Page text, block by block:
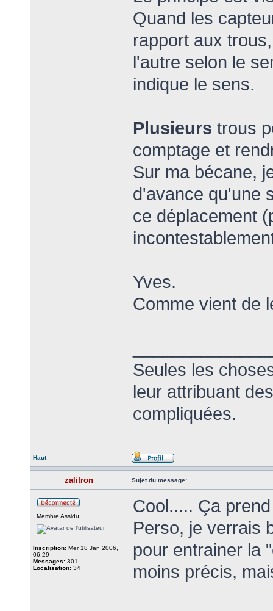
Quand les
rapport aux
l'autre selon le
indique le sens.
Plusieurs trous
comptage et
Sur ma bécane,
d'avance qu'une
ce déplacement
Yves.
Comme vient de
Seules les
leur attribuant
compliquées.
Haut
zalitron Sujet du message:
Membre Assidu
Inscription: Mer 18 Jan 2006,
06:29
Messages: 301
Localisation: 34
Cool..... Ça
Perso, je verrais
pour entrainer la
moins précis,